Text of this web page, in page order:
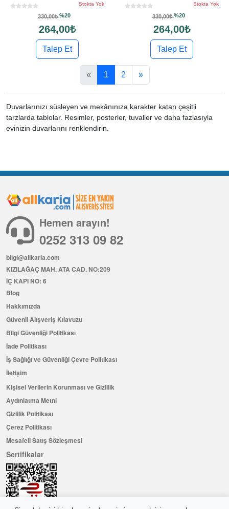
Stokta Yok
330,00₺%20
264,00₺
Talep Et
Stokta Yok
330,00₺%20
264,00₺
Talep Et
« 1 2 »
Duvarlarınızı süsleyen ve mekânınıza karakter katan çeşitli
tarzlarda tablolar. Resimler, posterler, tuvaller ve daha fazlasıyla
evinizin duvarlarını renklendirin.
Hemen arayın!
0252 313 09 82
bilgi@allkaria.com
KIZILAĞAÇ MAH. ATA CAD. NO:209
İÇ KAPI NO: 6
Blog
Hakkımızda
Güvenli Alışveriş Kılavuzu
Bilgi Güvenliği Politikası
İade Politikası
İş Sağlığı ve Güvenliği Çevre Politikası
İletişim
Kişisel Verilerin Korunması ve Gizlilik
Aydınlatma Metni
Gizlilik Politikası
Çerez Politikası
Mesafeli Satış Sözleşmesi
Sertifikalar